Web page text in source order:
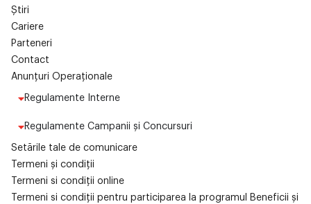
Știri
Cariere
Parteneri
Contact
Anunțuri Operaționale
Regulamente Interne
Regulamente Campanii și Concursuri
Setările tale de comunicare
Termeni și condiții
Termeni si condiții online
Termeni si condiții pentru participarea la programul Beneficii și